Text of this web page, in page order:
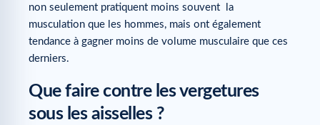
non seulement pratiquent moins souvent la
musculation que les hommes, mais ont également
tendance à gagner moins de volume musculaire que ces
derniers.
Que faire contre les vergetures
sous les aisselles ?